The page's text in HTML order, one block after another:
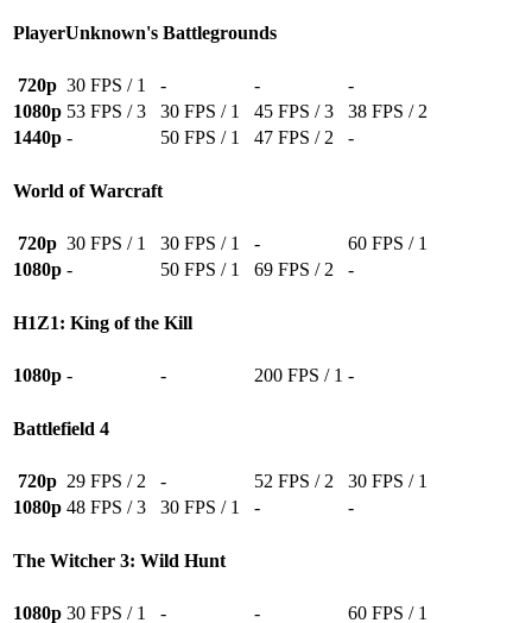
PlayerUnknown's Battlegrounds
720p 30 FPS / 1 - -
-
1080p 53 FPS / 3 30 FPS / 1 45 FPS / 3
38 FPS / 2
1440p - 50 FPS / 1 47 FPS / 2 -
World of Warcraft
720p 30 FPS / 1 30 FPS / 1 -
60 FPS / 1
1080p - 50 FPS / 1 69 FPS / 2 -
H1Z1: King of the Kill
1080p - - 200 FPS / 1 -
Battlefield 4
720p 29 FPS / 2 - 52 FPS / 2
30 FPS / 1
1080p 48 FPS / 3 30 FPS / 1 - -
The Witcher 3: Wild Hunt
1080p 30 FPS / 1 - -
60 FPS / 1